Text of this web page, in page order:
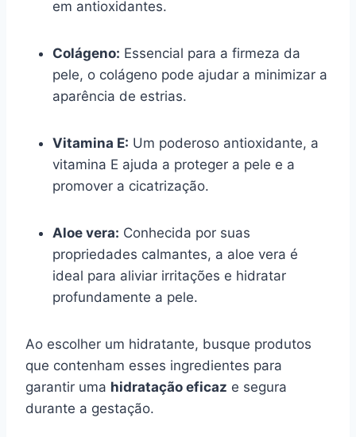
em antioxidantes.
Colágeno: Essencial para a firmeza da
pele, o colágeno pode ajudar a minimizar a
aparência de estrias.
Vitamina E: Um poderoso antioxidante, a
vitamina E ajuda a proteger a pele e a
promover a cicatrização.
Aloe vera: Conhecida por suas
propriedades calmantes, a aloe vera é
ideal para aliviar irritações e hidratar
profundamente a pele.
Ao escolher um hidratante, busque produtos
que contenham esses ingredientes para
garantir uma hidratação eficaz e segura
durante a gestação.